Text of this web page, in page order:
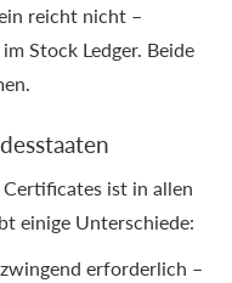
reicht nicht –
Stock Ledger. Beide
ist in allen
einige Unterschiede:
erforderlich –